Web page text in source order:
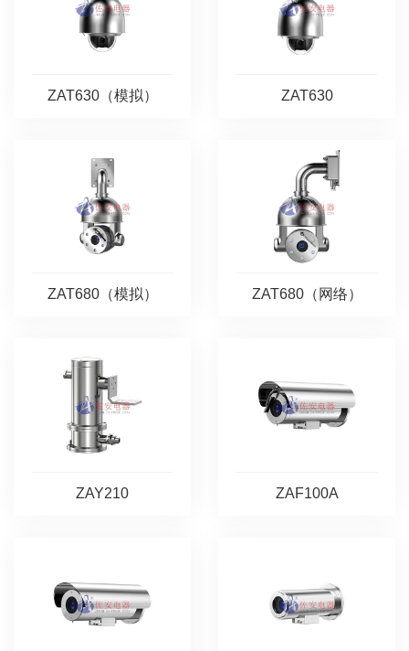
ZAT630（模拟） ZAT630
ZAT680（模拟） ZAT680（网络）
ZAY210 ZAF100A